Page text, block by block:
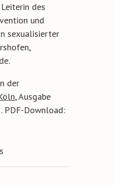
des
und
sexualisierter
der
, Ausgabe
PDF-Download: